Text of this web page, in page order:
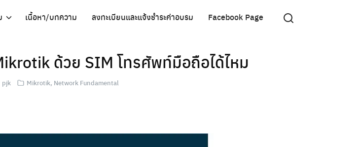
เนื้อหา/บทความ ลงทะเบียนและแจ้งชำระค่าอบรม Facebook Page
ด้วย SIM โทรศัพท์มือถือได้ไหม
pjk Mikrotik, Network Fundamental